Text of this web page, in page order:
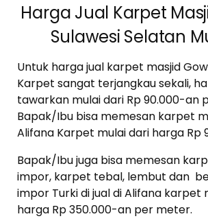
Harga Jual Karpet
Sulawesi Selatan
Untuk harga jual karpet masjid
Karpet sangat terjangkau sekali,
tawarkan mulai dari Rp 90.000-an
Bapak/Ibu bisa memesan karpet
Alifana Karpet mulai dari harga Rp
Bapak/Ibu juga bisa memesan
impor, karpet tebal, lembut dan
impor Turki di jual di Alifana karpet
harga Rp 350.000-an per meter.